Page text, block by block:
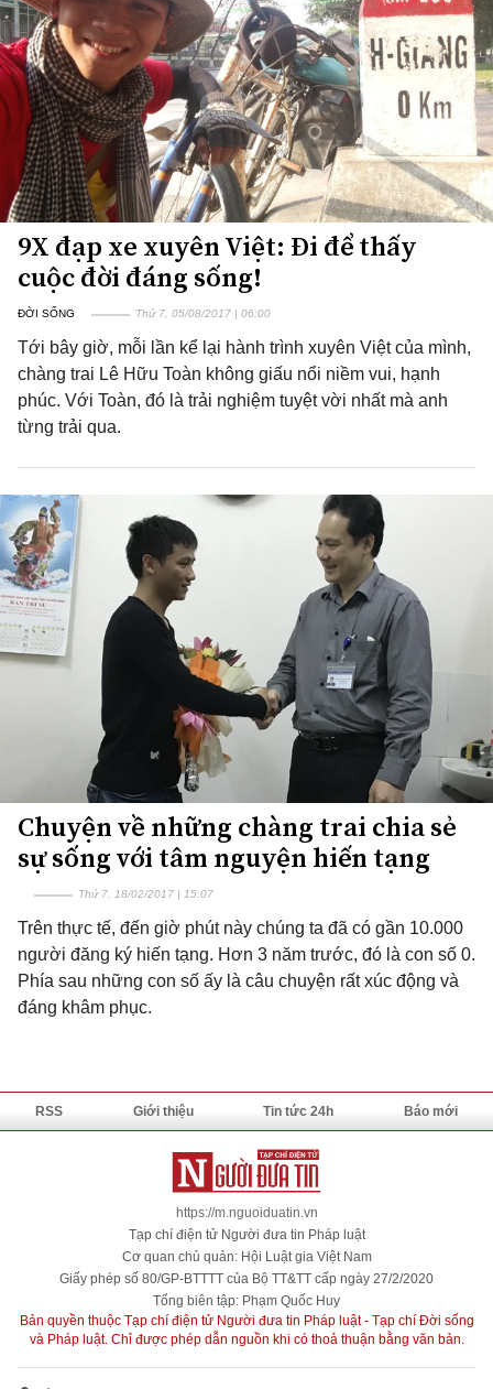
9X đạp xe xuyên Việt: Đi để thấy
cuộc đời đáng sống!
ĐỜI SỐNG Thứ 7, 05/08/2017 | 06:00
Tới bây giờ, mỗi lần kể lại hành trình xuyên Việt của mình,
chàng trai Lê Hữu Toàn không giấu nổi niềm vui, hạnh
phúc. Với Toàn, đó là trải nghiệm tuyệt vời nhất mà anh
từng trải qua.
Chuyện về những chàng trai chia sẻ
sự sống với tâm nguyện hiến tạng
Thứ 7, 18/02/2017 | 15:07
Trên thực tế, đến giờ phút này chúng ta đã có gần 10.000
người đăng ký hiến tạng. Hơn 3 năm trước, đó là con số 0.
Phía sau những con số ấy là câu chuyện rất xúc động và
đáng khâm phục.
RSS Giới thiệu Tin tức 24h Báo mới
https://m.nguoiduatin.vn
Tạp chí điện tử Người đưa tin Pháp luật
Cơ quan chủ quản: Hội Luật gia Việt Nam
Giấy phép số 80/GP-BTTTT của Bộ TT&TT cấp ngày 27/2/2020
Tổng biên tập: Phạm Quốc Huy
Bản quyền thuộc Tạp chí điện tử Người đưa tin Pháp luật - Tạp chí Đời sống
và Pháp luật. Chỉ được phép dẫn nguồn khi có thoả thuận bằng văn bản.